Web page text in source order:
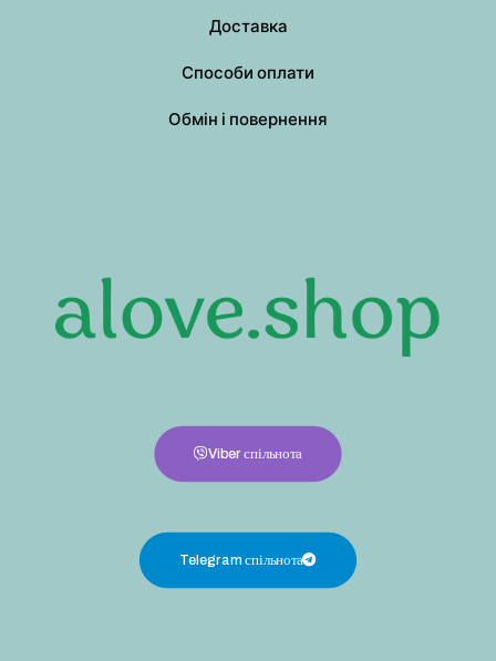
Доставка
Способи оплати
Обмін і повернення
Viber спільнота
Telegram спільнота